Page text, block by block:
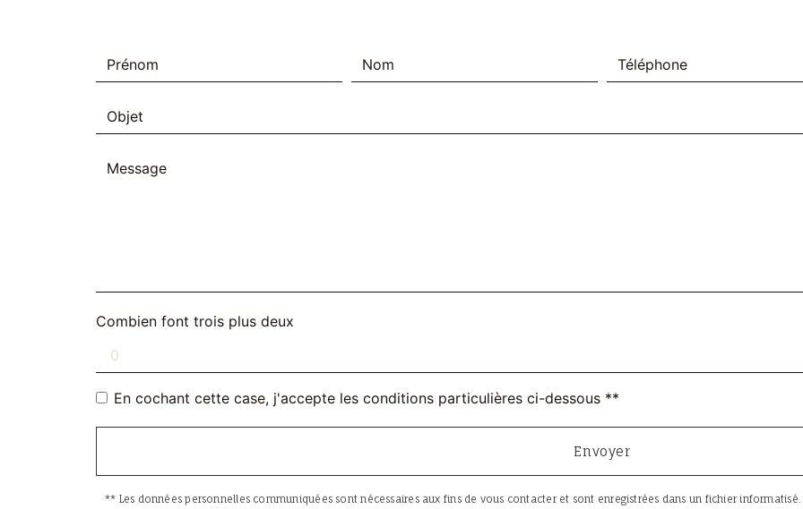
Combien font trois plus deux
En cochant cette case, j'accepte les conditions particulières ci-dessous **
Envoyer
** Les données personnelles communiquées sont nécessaires aux fins de vous contacter et sont enregistrées dans un fichier